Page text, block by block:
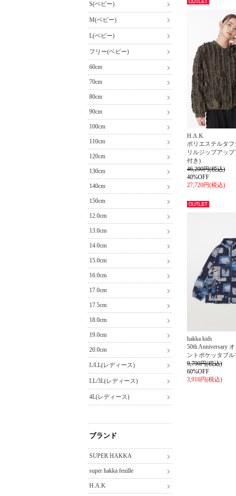
S(ベビー)
M(ベビー)
L(ベビー)
フリー(ベビー)
60cm
70cm
80cm
90cm
100cm
110cm
120cm
130cm
140cm
150cm
12.0cm
13.0cm
14.0cm
15.0cm
16.0cm
17.0cm
17.5cm
18.0cm
19.0cm
20.0cm
L/LL(レディース)
LL/3L(レディース)
4L(レディース)
ブランド
SUPER HAKKA
super hakka feuille
H.A.K
H.A.K
ポリエステルタ
リルジップアッ
付き)
46,200円(税込)
40%OFF
27,720円(税込)
hakka kids
50th Anniversary
ントポケッタブル
9,790円(税込)
60%OFF
3,916円(税込)